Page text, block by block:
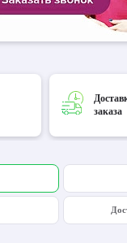
заказа